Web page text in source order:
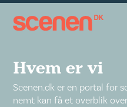
Hvem er vi
Scenen.dk er en portal for
nemt kan få et overblik